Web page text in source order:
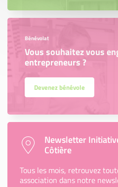
Bénévolat
Vous souhaitez vous
entrepreneurs ?
Devenez bénévole
Newsletter
Côtière
Tous les mois, retrouvez
association dans notre